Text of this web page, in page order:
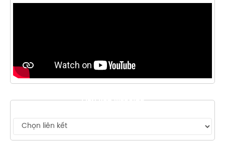
LIÊN KẾT WEBSITE